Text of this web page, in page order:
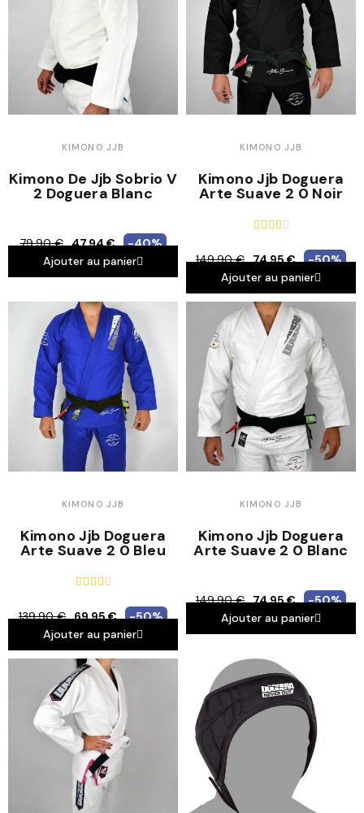
KIMONO JJB
Kimono De Jjb Sobrio V
2 Doguera Blanc
79,90 € 47,94 €
-40%
Ajouter au panier
KIMONO JJB
Kimono Jjb Doguera
Arte Suave 2 0 Noir
    
149,90 € 74,95 €
-50%
Ajouter au panier
KIMONO JJB
Kimono Jjb Doguera
Arte Suave 2 0 Bleu
    
139,90 € 69,95 €
-50%
Ajouter au panier
KIMONO JJB
Kimono Jjb Doguera
Arte Suave 2 0 Blanc
149,90 € 74,95 €
-50%
Ajouter au panier